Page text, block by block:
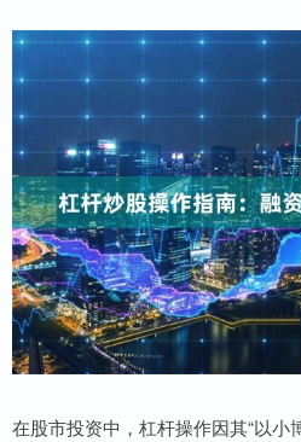
在股市投资中，杠杆操作因其“以小